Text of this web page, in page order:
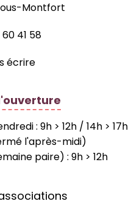
Montfort
41 58
écrire
: 9h > 12h / 14h > 17h
l'après-midi)
paire) : 9h > 12h